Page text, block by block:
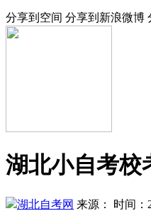
分享到空间 分享到新浪微博
湖北小自考校
湖北自考网 来源：
时间：